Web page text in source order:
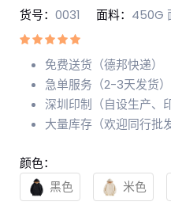
货号： 0031 面料： 450G
免费送货（德邦快递）
急单服务（2-3天发货）
深圳印制（自设生产、
大量库存（欢迎同行批
颜色：
黑色
米色